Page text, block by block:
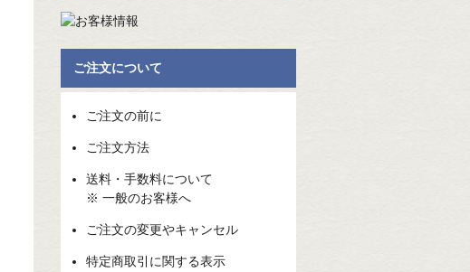
ご注文について
ご注文の前に
ご注文方法
送料・手数料について
※ 一般のお客様へ
ご注文の変更やキャンセル
特定商取引に関する表示